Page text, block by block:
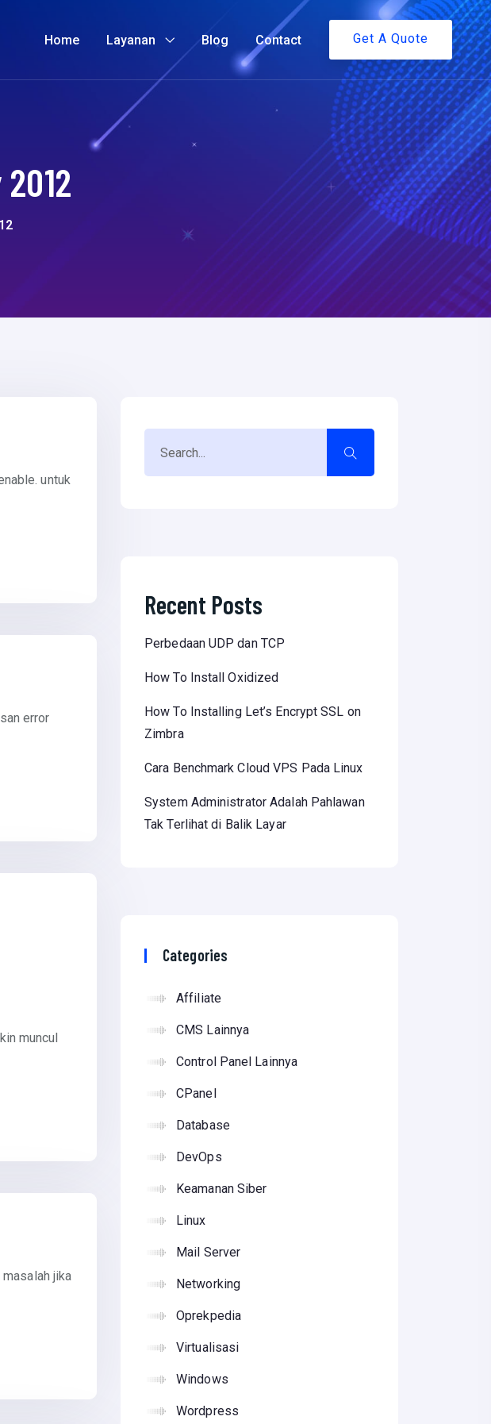
Home Layanan Blog Contact Get A Quote
untuk
error
muncul
jika
Recent Posts
Perbedaan UDP dan TCP
How To Install Oxidized
How To Installing Let’s Encrypt SSL on
Zimbra
Cara Benchmark Cloud VPS Pada Linux
System Administrator Adalah Pahlawan
Tak Terlihat di Balik Layar
Categories
Affiliate
CMS Lainnya
Control Panel Lainnya
CPanel
Database
DevOps
Keamanan Siber
Linux
Mail Server
Networking
Oprekpedia
Virtualisasi
Windows
Wordpress